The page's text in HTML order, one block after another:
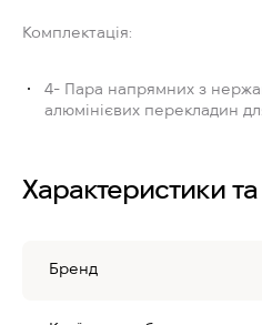
Комплектація:
4- Пара напрямних з
алюмінієвих перекладин
Характеристики
Бренд